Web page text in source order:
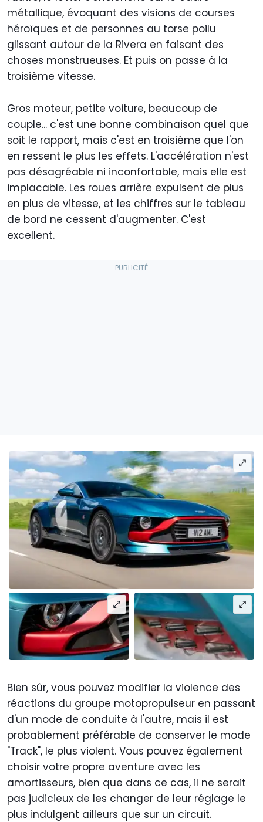
métallique, évoquant des visions de courses
héroïques et de personnes au torse poilu
glissant autour de la Rivera en faisant des
choses monstrueuses. Et puis on passe à la
troisième vitesse.
Gros moteur, petite voiture, beaucoup de
couple... c'est une bonne combinaison quel que
soit le rapport, mais c'est en troisième que l'on
en ressent le plus les effets. L'accélération n'est
pas désagréable ni inconfortable, mais elle est
implacable. Les roues arrière expulsent de plus
en plus de vitesse, et les chiffres sur le tableau
de bord ne cessent d'augmenter. C'est
excellent.
Bien sûr, vous pouvez modifier la violence des
réactions du groupe motopropulseur en passant
d'un mode de conduite à l'autre, mais il est
probablement préférable de conserver le mode
"Track", le plus violent. Vous pouvez également
choisir votre propre aventure avec les
amortisseurs, bien que dans ce cas, il ne serait
pas judicieux de les changer de leur réglage le
plus indulgent ailleurs que sur un circuit.